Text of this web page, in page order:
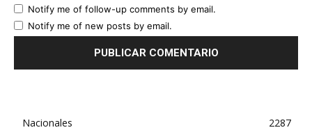
Notify me of follow-up comments by email.
Notify me of new posts by email.
Nacionales
2287